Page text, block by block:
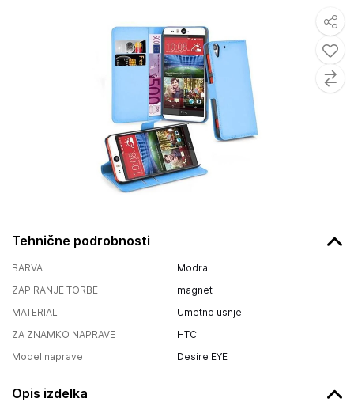
Tehnične podrobnosti
BARVA
Modra
ZAPIRANJE TORBE
magnet
MATERIAL
Umetno usnje
ZA ZNAMKO NAPRAVE
HTC
Model naprave
Desire EYE
Opis izdelka